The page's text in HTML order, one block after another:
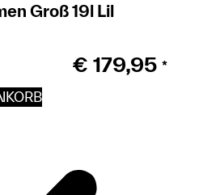
Groß 19l Lil
€ 179,95 *